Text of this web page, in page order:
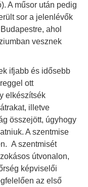
A műsor után pedig
sor a jelenlévők
ahol
vesznek
ifjabb és idősebb
ott
elkészítsék
illetve
összejött, úgyhogy
A szentmise
A szentmisét
útvonalon,
képviselői
az első